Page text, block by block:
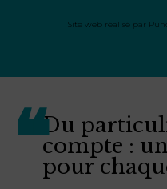
Site web réalisé par
Du
compte :
pour